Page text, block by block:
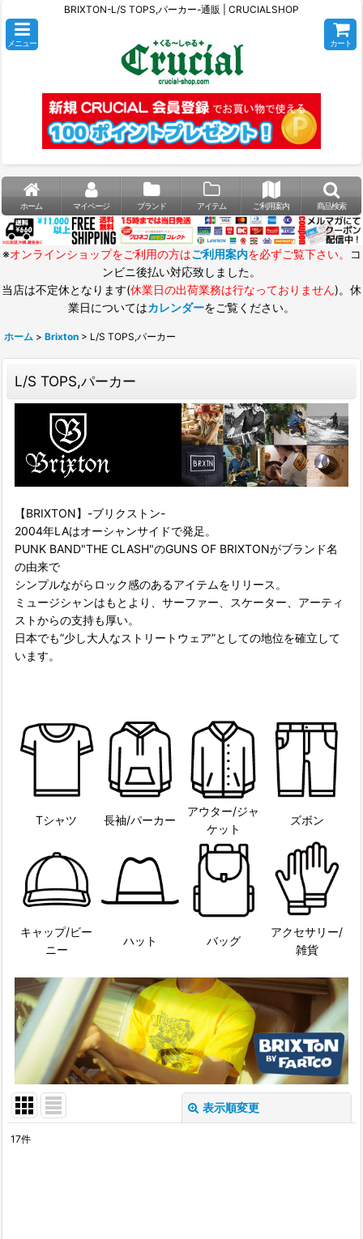
BRIXTON-L/S TOPS,パーカー-通販 | CRUCIALSHOP
メニュー カート
ホーム マイページ ブランド アイテム ご利用案内 商品検索
※オンラインショップをご利用の方はご利用案内を必ずご覧下さい。
コ
ンビニ後払い対応致しました。
当店は不定休となります(休業日の出荷業務は行なっておりません)。休
業日についてはカレンダーをご覧ください。
ホーム > Brixton > L/S TOPS,パーカー
L/S TOPS,パーカー
【BRIXTON】-ブリクストン-
2004年LAはオーシャンサイドで発足。
PUNK BAND"THE CLASH"のGUNS OF BRIXTONがブランド名
の由来で
シンプルながらロック感のあるアイテムをリリース。
ミュージシャンはもとより、サーファー、スケーター、アーティ
ストからの支持も厚い。
日本でも”少し大人なストリートウェア”としての地位を確立して
います。
Tシャツ 長袖/パーカー
アウター/ジャ
ケット
ズボン
キャップ/ビー
ニー
ハット バッグ
アクセサリー/
雑貨
表示順変更
17件